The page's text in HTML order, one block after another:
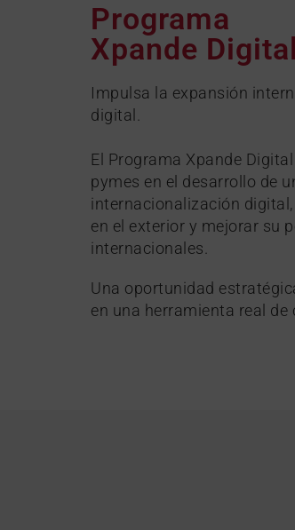
Programa
Xpande
Impulsa la expansión
digital.
El Programa Xpande
pymes en el desarrollo de
internacionalización
en el exterior y mejorar su
internacionales.
Una oportunidad
en una herramienta real de